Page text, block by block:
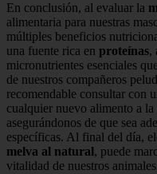
En conclusión, al evaluar la
alimentaria para nuestras
múltiples beneficios
una fuente rica en proteínas,
micronutrientes esenciales
de nuestros compañeros
recomendable consultar con
cualquier nuevo alimento a la
asegurándonos de que sea
específicas. Al final del día,
melva al natural , puede
vitalidad de nuestros